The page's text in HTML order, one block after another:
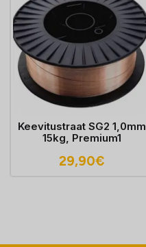
Keevitustraat SG2 1,0mm
15kg, Premium1
29,90€